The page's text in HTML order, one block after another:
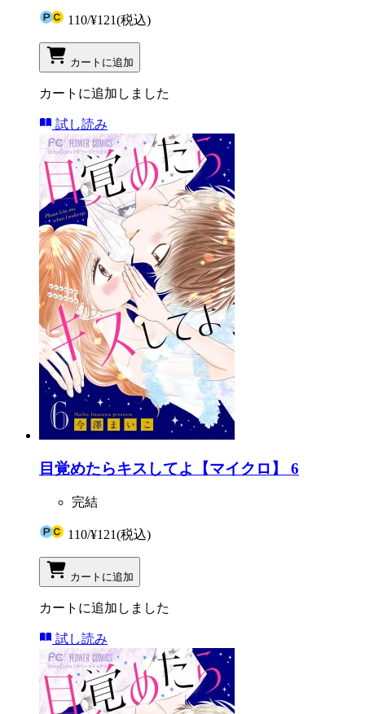
110/¥121(税込)
カートに追加
カートに追加しました
試し読み
目覚めたらキスしてよ【マイクロ】 6
完結
110/¥121(税込)
カートに追加
カートに追加しました
試し読み